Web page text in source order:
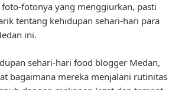
fotonya yang menggiurkan, pasti
tentang kehidupan sehari-hari para
ini.
sehari-hari food blogger Medan,
bagaimana mereka menjalani rutinitas